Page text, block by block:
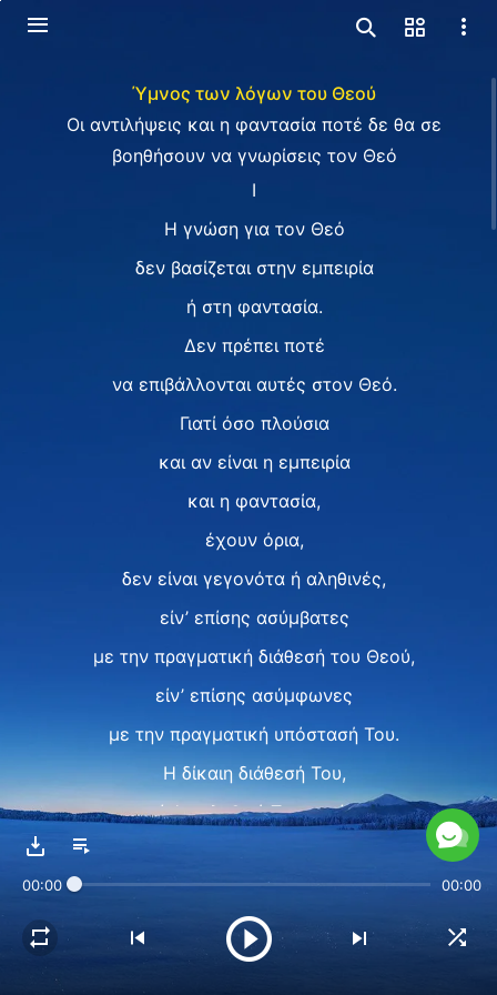
Ύμνος των λόγων του Θεού
Οι αντιλήψεις και η φαντασία ποτέ δε θα σε
βοηθήσουν να γνωρίσεις τον Θεό
I
Η γνώση για τον Θεό
δεν βασίζεται στην εμπειρία
ή στη φαντασία.
Δεν πρέπει ποτέ
να επιβάλλονται αυτές στον Θεό.
Γιατί όσο πλούσια
και αν είναι η εμπειρία
και η φαντασία,
έχουν όρια,
δεν είναι γεγονότα ή αληθινές,
είν’ επίσης ασύμβατες
με την πραγματική διάθεσή του Θεού,
είν’ επίσης ασύμφωνες
με την πραγματική υπόστασή Του.
Η δίκαιη διάθεσή Του,
είν’ η αληθινή Του ουσία·
ούτε έχει όμοιο στην πλάση Του.
Ο Θεός είναι Θεός,
δεν είναι ποτέ,
00:00 00:00